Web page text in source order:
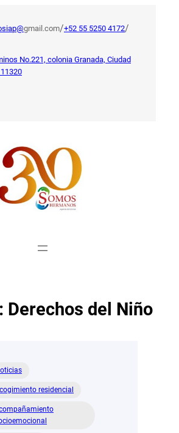
gmail.com/+52 55 5250 4172/
No.221, colonia Granada, Ciudad
Derechos del Niño
residencial